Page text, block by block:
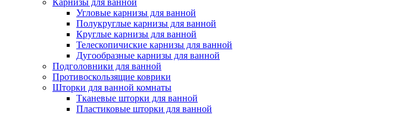
Карнизы для ванной
Угловые карнизы для ванной
Полукруглые карнизы для ванной
Круглые карнизы для ванной
Телескопичиские карнизы для ванной
Дугообразные карнизы для ванной
Подголовники для ванной
Противоскользящие коврики
Шторки для ванной комнаты
Тканевые шторки для ванной
Пластиковые шторки для ванной